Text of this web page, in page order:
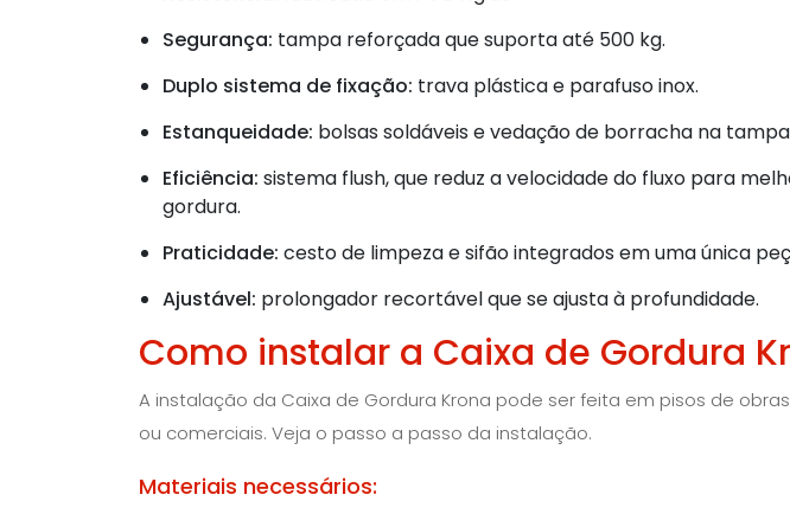
Segurança: tampa reforçada que suporta até 500 kg.
Duplo sistema de fixação: trava plástica e parafuso inox.
Estanqueidade: bolsas soldáveis e vedação de borracha na
Eficiência: sistema flush, que reduz a velocidade do fluxo para
gordura.
Praticidade: cesto de limpeza e sifão integrados em uma única
Ajustável: prolongador recortável que se ajusta à profundidade.
Como instalar a Caixa de Gordura
A instalação da Caixa de Gordura Krona pode ser feita em pisos de
ou comerciais. Veja o passo a passo da instalação.
Materiais necessários: